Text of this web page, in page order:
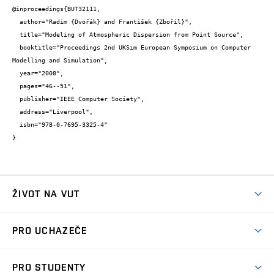
@inproceedings{BUT32111,
Modelling and Simulation",
}
ŽIVOT NA VUT
Koleje
PRO UCHAZEČE
PRO STUDENTY